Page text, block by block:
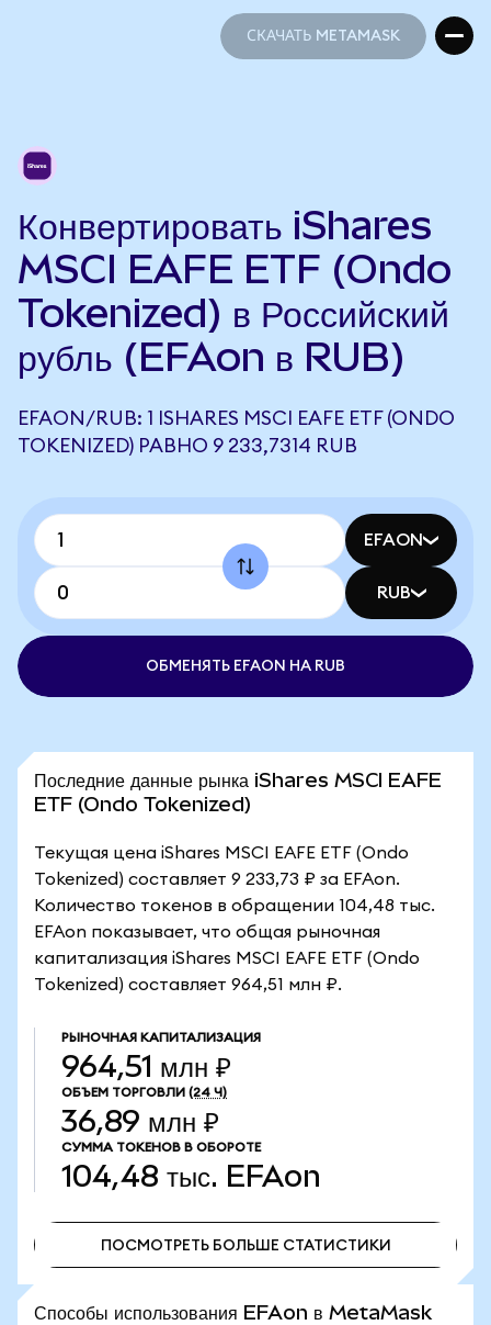
СКАЧАТЬ METAMASK
Конвертировать iShares
MSCI EAFE ETF (Ondo
Tokenized) в Российский
рубль (EFAon в RUB)
EFAON/RUB: 1 ISHARES MSCI EAFE ETF (ONDO
TOKENIZED) РАВНО 9 233,7314 RUB
EFAON
RUB
ОБМЕНЯТЬ EFAON НА RUB
Последние данные рынка iShares MSCI EAFE
ETF (Ondo Tokenized)
Текущая цена iShares MSCI EAFE ETF (Ondo
Tokenized) составляет 9 233,73 ₽ за EFAon.
Количество токенов в обращении 104,48 тыс.
EFAon показывает, что общая рыночная
капитализация iShares MSCI EAFE ETF (Ondo
Tokenized) составляет 964,51 млн ₽.
РЫНОЧНАЯ КАПИТАЛИЗАЦИЯ
964,51 млн ₽
ОБЪЕМ ТОРГОВЛИ (24 Ч)
36,89 млн ₽
СУММА ТОКЕНОВ В ОБОРОТЕ
104,48 тыс. EFAon
ПОСМОТРЕТЬ БОЛЬШЕ СТАТИСТИКИ
Способы использования EFAon в MetaMask